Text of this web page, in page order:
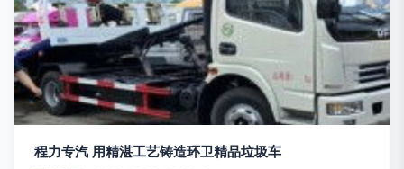
程力专汽 用精湛工艺铸造环卫精品垃圾车